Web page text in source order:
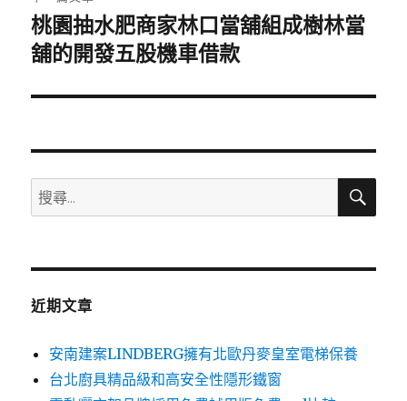
下
一
文
桃園抽水肥商家林口當舖組成樹林當
舖的開發五股機車借款
搜
尋
鍵
搜
近期文章
安南建案LINDBERG擁有北歐丹麥皇室電梯保養
台北廚具精品級和高安全性隱形鐵窗